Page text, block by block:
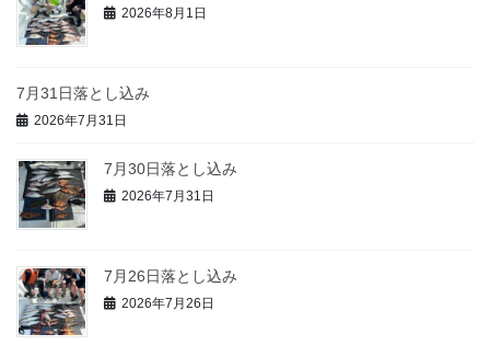
2026年8月1日
7月31日落とし込み
2026年7月31日
7月30日落とし込み
2026年7月31日
7月26日落とし込み
2026年7月26日